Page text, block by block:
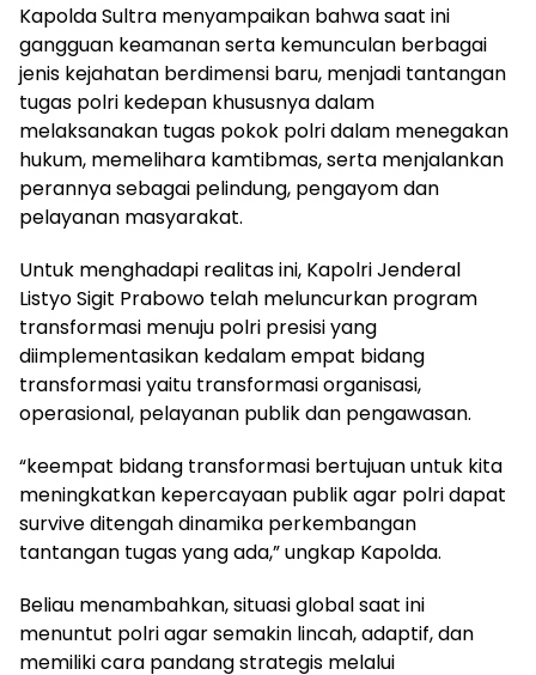
Kapolda Sultra menyampaikan bahwa saat ini
gangguan keamanan serta kemunculan berbagai
jenis kejahatan berdimensi baru, menjadi tantangan
tugas polri kedepan khususnya dalam
melaksanakan tugas pokok polri dalam menegakan
hukum, memelihara kamtibmas, serta menjalankan
perannya sebagai pelindung, pengayom dan
pelayanan masyarakat.
Untuk menghadapi realitas ini, Kapolri Jenderal
Listyo Sigit Prabowo telah meluncurkan program
transformasi menuju polri presisi yang
diimplementasikan kedalam empat bidang
transformasi yaitu transformasi organisasi,
operasional, pelayanan publik dan pengawasan.
“keempat bidang transformasi bertujuan untuk kita
meningkatkan kepercayaan publik agar polri dapat
survive ditengah dinamika perkembangan
tantangan tugas yang ada,” ungkap Kapolda.
Beliau menambahkan, situasi global saat ini
menuntut polri agar semakin lincah, adaptif, dan
memiliki cara pandang strategis melalui